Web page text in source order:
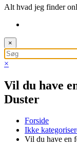
Alt hvad jeg finder
×
×
Vil du have
Duster
Forside
Ikke
Vil du have en